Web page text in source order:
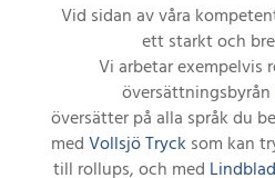
Vid sidan av våra
ett starkt och
Vi arbetar exempelvis
översättningsbyrån
översätter på alla språk du
medVollsjö Tryck som kan
till rollups, och med